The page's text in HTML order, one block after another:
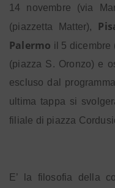
14 novembre (via
(piazzetta Matter),
Palermo il 5 dicembre
(piazza S. Oronzo) e
escluso dal
ultima tappa si
filiale di piazza
E’ la filosofia della